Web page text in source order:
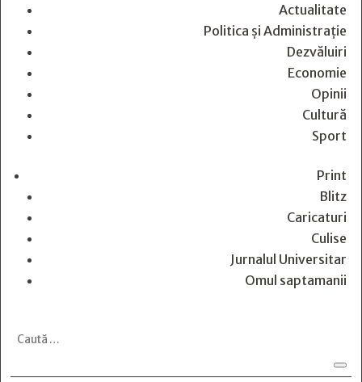
Actualitate
Politica și Administrație
Dezvăluiri
Economie
Opinii
Cultură
Sport
Print
Blitz
Caricaturi
Culise
Jurnalul Universitar
Omul saptamanii